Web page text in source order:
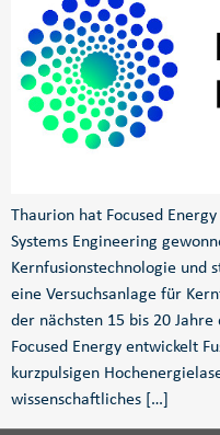
Thaurion hat Focused
Systems Engineering
Kernfusionstechnologie und
eine Versuchsanlage für
der nächsten 15 bis 20
Focused Energy entwickelt
kurzpulsigen
wissenschaftliches […]